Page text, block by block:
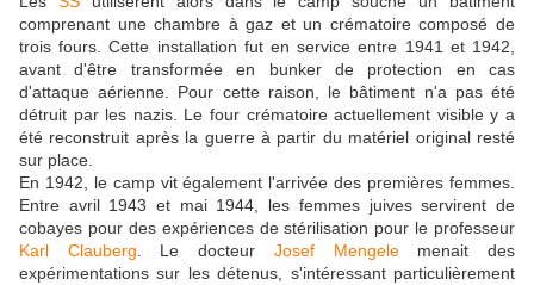
comprenant une chambre à gaz et un crématoire composé de
trois fours. Cette installation fut en service entre 1941 et 1942,
avant d'être transformée en bunker de protection en cas
d'attaque aérienne. Pour cette raison, le bâtiment n'a pas été
détruit par les nazis. Le four crématoire actuellement visible y a
été reconstruit après la guerre à partir du matériel original resté
sur place.
En 1942, le camp vit également l'arrivée des premières femmes.
Entre avril 1943 et mai 1944, les femmes juives servirent de
cobayes pour des expériences de stérilisation pour le professeur
Karl Clauberg . Le docteur Josef Mengelemenait des
expérimentations sur les détenus, s'intéressant particulièrement